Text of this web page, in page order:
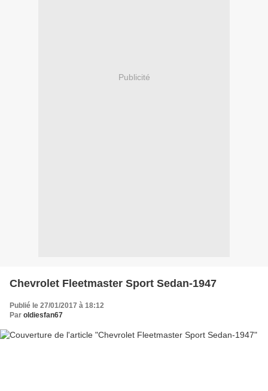
Publicité
Chevrolet Fleetmaster Sport Sedan-1947
Publié le 27/01/2017 à 18:12
Par oldiesfan67